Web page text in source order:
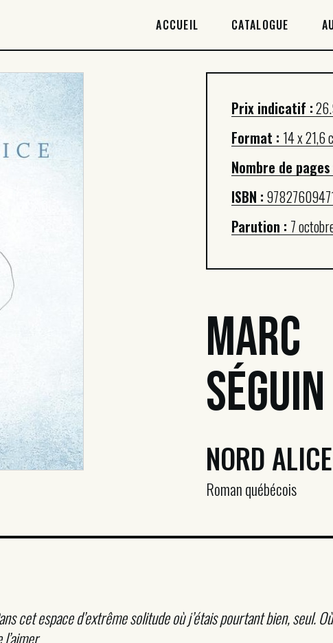
ACCUEIL CATALOGUE
CATALOGUE
AUTEURICES
DROITS / RIGHTS
Prix indicatif :
Format : 14 x 21,6
Nombre de
ISBN :
Parution : 7
Marc
Séguin
NORD ALICE
Roman québécois
cet espace d’extrême solitude où j’étais pourtant bien, seul.